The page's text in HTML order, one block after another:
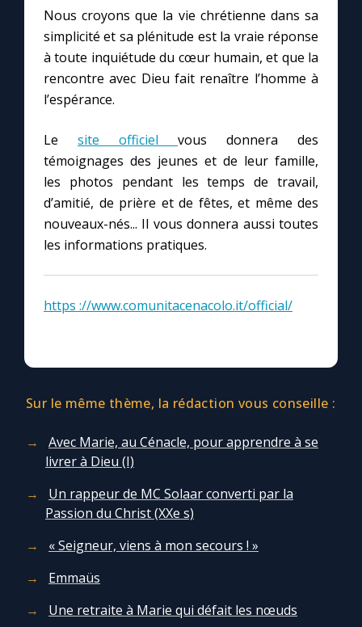
Nous croyons que la vie chrétienne dans sa
simplicité et sa plénitude est la vraie réponse
à toute inquiétude du cœur humain, et que la
rencontre avec Dieu fait renaître l’homme à
l’espérance.
Le site officiel vous donnera des
témoignages des jeunes et de leur famille,
les photos pendant les temps de travail,
d’amitié, de prière et de fêtes, et même des
nouveaux-nés... Il vous donnera aussi toutes
les informations pratiques.
https ://www.comunitacenacolo.it/official/
Sur le même thème, la rédaction vous conseille :
Avec Marie, au Cénacle, pour apprendre à se
livrer à Dieu (I)
Un rappeur de MC Solaar converti par la
Passion du Christ (XXe s)
« Seigneur, viens à mon secours ! »
Emmaüs
Une retraite à Marie qui défait les nœuds